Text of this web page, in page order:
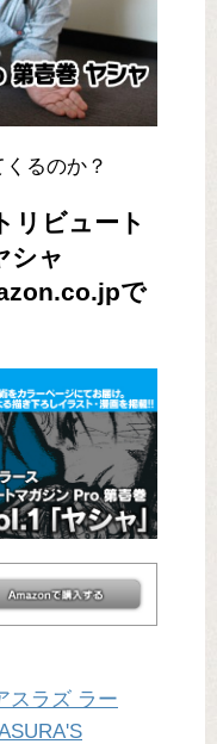
るのか？
リビュート
シャ
で
スラズ ラー